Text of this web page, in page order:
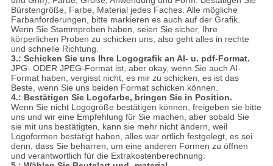
Bürstengröße, Farbe, Material jedes Faches. Alle mögliche
Farbanforderungen, bitte markieren es auch auf der Grafik.
Wenn Sie Stammproben haben, seien Sie sicher, Ihre
körperlichen Proben zu schicken uns, also geht alles in rechte
und schnelle Richtung.
3.: Schicken Sie uns Ihre Logografik an AI- u. pdf-Format.
JPG- ODER JPEG-Format ist, aber okay, wenn Sie auch AI-
Format haben, vergisst nicht, es mir zu schicken, es ist das
Beste, wenn Sie uns beiden Format schicken können.
4.: Bestätigen Sie Logofarbe, bringen Sie in Position.
Wenn Sie nicht Logogröße bestätigen können, freigeben sie bitte
uns und wir eine Empfehlung für Sie machen, aber sobald Sie
sie mit uns bestätigten, kann sie mehr nicht ändern, weil
Logoformen bestätigt haben, alles war örtlich festgelegt, es sei
denn, dass Sie beharren, um eine anderen Formen zu öffnen
und verantwortlich für die Extrakostenberechnung.